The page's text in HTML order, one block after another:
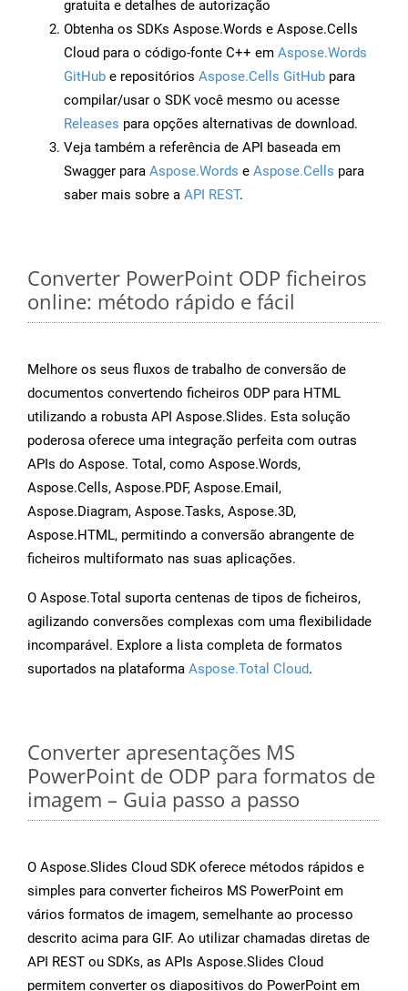
gratuita e detalhes de autorização
Obtenha os SDKs Aspose.Words e Aspose.Cells
Cloud para o código-fonte C++ em Aspose.Words
GitHub e repositórios Aspose.Cells GitHub para
compilar/usar o SDK você mesmo ou acesse
Releases para opções alternativas de download.
Veja também a referência de API baseada em
Swagger para Aspose.Words e Aspose.Cells para
saber mais sobre a API REST.
Converter PowerPoint ODP ficheiros
online: método rápido e fácil
Melhore os seus fluxos de trabalho de conversão de
documentos convertendo ficheiros ODP para HTML
utilizando a robusta API Aspose.Slides. Esta solução
poderosa oferece uma integração perfeita com outras
APIs do Aspose. Total, como Aspose.Words,
Aspose.Cells, Aspose.PDF, Aspose.Email,
Aspose.Diagram, Aspose.Tasks, Aspose.3D,
Aspose.HTML, permitindo a conversão abrangente de
ficheiros multiformato nas suas aplicações.
O Aspose.Total suporta centenas de tipos de ficheiros,
agilizando conversões complexas com uma flexibilidade
incomparável. Explore a lista completa de formatos
suportados na plataforma Aspose.Total Cloud.
Converter apresentações MS
PowerPoint de ODP para formatos de
imagem – Guia passo a passo
O Aspose.Slides Cloud SDK oferece métodos rápidos e
simples para converter ficheiros MS PowerPoint em
vários formatos de imagem, semelhante ao processo
descrito acima para GIF. Ao utilizar chamadas diretas de
API REST ou SDKs, as APIs Aspose.Slides Cloud
permitem converter os diapositivos do PowerPoint em